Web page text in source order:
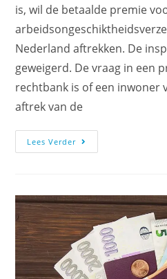
is, wil de betaalde premie
Nederland aftrekken. De
geweigerd. De vraag in een
rechtbank is of een inwoner
aftrek van de
Lees Verder